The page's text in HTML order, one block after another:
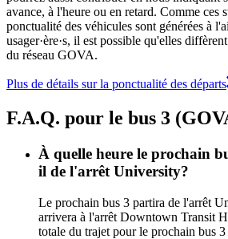
avance, à l'heure ou en retard. Comme ces
ponctualité des véhicules sont générées à
usager·ère·s, il est possible qu'elles
du réseau GOVA.
Plus de détails sur la ponctualité des départs
F.A.Q. pour le bus 3
À quelle heure le prochain
il de l'arrêt University?
Le prochain bus 3 partira de l'arrêt
arrivera à l'arrêt Downtown Transit
totale du trajet pour le prochain bus